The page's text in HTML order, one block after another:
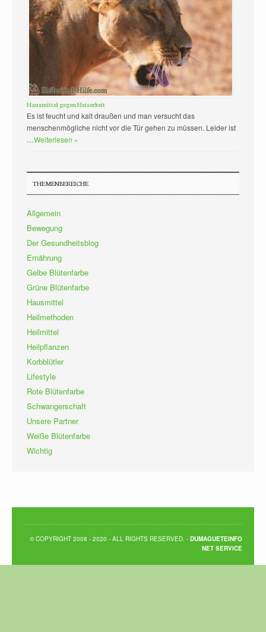
Hausmittel gegen Heiserkeit
Es ist feucht und kalt draußen und man versucht das
menschenmögliche nicht vor die Tür gehen zu müssen. Leider ist
…Weiterlesen »
THEMENBEREICHE
Allgemein
Bewegung
Der Gesundheitsblog
Ernährung
Gelbe Blütenfarbe
Grüne Blütenfarbe
Hausmittel
Heilmethoden
Heilmittel
Heilpflanzen
Korbblütler
Lifestyle
Rote Blütenfarbe
Schwangerschaft
Unsere Partner
Weiße Blütenfarbe
Wichtig
© COPYRIGHT 2008 - 2020 - ALL RIGHTS RESERVED. - DUMAGUETEINFO
NET SERVICE